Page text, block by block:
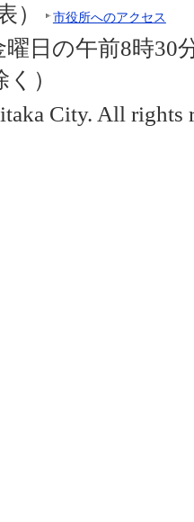
） 市役所へのアクセス
日の午前8時30
）
City. All rights